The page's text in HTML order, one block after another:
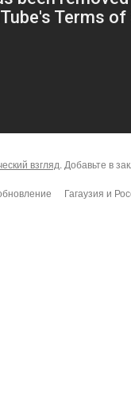
взгляд. Добавьте в
Гагаузия и